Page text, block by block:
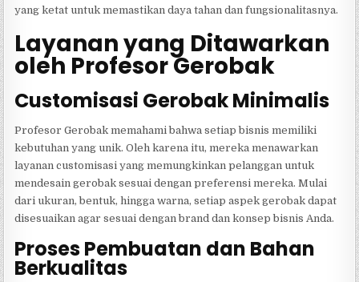
yang ketat untuk memastikan daya tahan dan fungsionalitasnya.
Layanan yang Ditawarkan
oleh Profesor Gerobak
Customisasi Gerobak Minimalis
Profesor Gerobak memahami bahwa setiap bisnis memiliki
kebutuhan yang unik. Oleh karena itu, mereka menawarkan
layanan customisasi yang memungkinkan pelanggan untuk
mendesain gerobak sesuai dengan preferensi mereka. Mulai
dari ukuran, bentuk, hingga warna, setiap aspek gerobak dapat
disesuaikan agar sesuai dengan brand dan konsep bisnis Anda.
Proses Pembuatan dan Bahan
Berkualitas